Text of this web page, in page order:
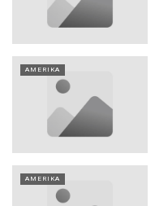
AMERIKA
AMERIKA